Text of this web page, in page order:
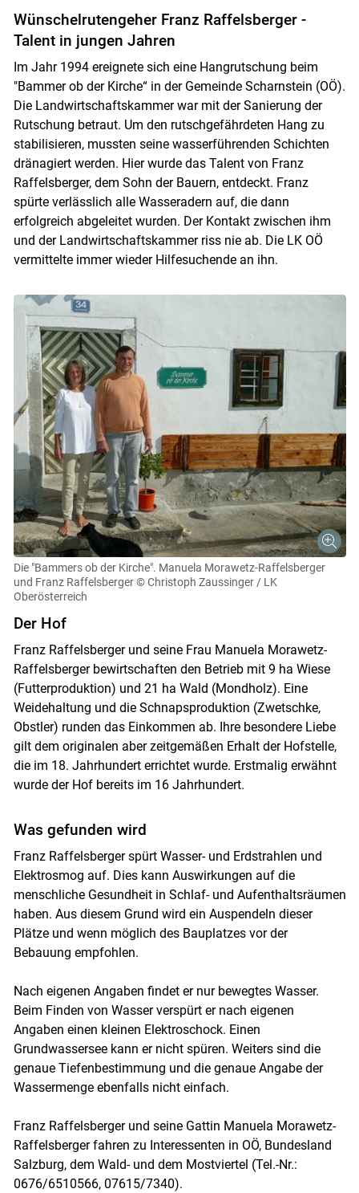
Wünschelrutengeher Franz Raffelsberger -
Talent in jungen Jahren
Im Jahr 1994 ereignete sich eine Hangrutschung beim
"Bammer ob der Kirche“ in der Gemeinde Scharnstein (OÖ).
Die Landwirtschaftskammer war mit der Sanierung der
Rutschung betraut. Um den rutschgefährdeten Hang zu
stabilisieren, mussten seine wasserführenden Schichten
dränagiert werden. Hier wurde das Talent von Franz
Raffelsberger, dem Sohn der Bauern, entdeckt. Franz
spürte verlässlich alle Wasseradern auf, die dann
erfolgreich abgeleitet wurden. Der Kontakt zwischen ihm
und der Landwirtschaftskammer riss nie ab. Die LK OÖ
vermittelte immer wieder Hilfesuchende an ihn.
Die "Bammers ob der Kirche". Manuela Morawetz-Raffelsberger
und Franz Raffelsberger © Christoph Zaussinger / LK
Oberösterreich
Der Hof
Franz Raffelsberger und seine Frau Manuela Morawetz-
Raffelsberger bewirtschaften den Betrieb mit 9 ha Wiese
(Futterproduktion) und 21 ha Wald (Mondholz). Eine
Weidehaltung und die Schnapsproduktion (Zwetschke,
Obstler) runden das Einkommen ab. Ihre besondere Liebe
gilt dem originalen aber zeitgemäßen Erhalt der Hofstelle,
die im 18. Jahrhundert errichtet wurde. Erstmalig erwähnt
wurde der Hof bereits im 16 Jahrhundert.
Was gefunden wird
Franz Raffelsberger spürt Wasser- und Erdstrahlen und
Elektrosmog auf. Dies kann Auswirkungen auf die
menschliche Gesundheit in Schlaf- und Aufenthaltsräumen
haben. Aus diesem Grund wird ein Auspendeln dieser
Plätze und wenn möglich des Bauplatzes vor der
Bebauung empfohlen.
Nach eigenen Angaben findet er nur bewegtes Wasser.
Beim Finden von Wasser verspürt er nach eigenen
Angaben einen kleinen Elektroschock. Einen
Grundwassersee kann er nicht spüren. Weiters sind die
genaue Tiefenbestimmung und die genaue Angabe der
Wassermenge ebenfalls nicht einfach.
Franz Raffelsberger und seine Gattin Manuela Morawetz-
Raffelsberger fahren zu Interessenten in OÖ, Bundesland
Salzburg, dem Wald- und dem Mostviertel (Tel.-Nr.:
0676/6510566, 07615/7340).